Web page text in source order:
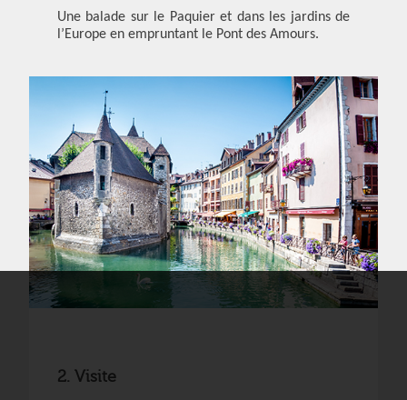
Une balade sur le Paquier et dans les jardins de
l’Europe en empruntant le Pont des Amours.
2. Visite